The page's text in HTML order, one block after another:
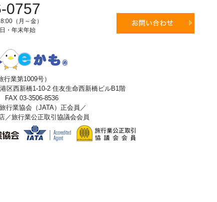
0757
（月～金）
・年末年始
行業第1009号）
区西新橋1-10-2 住友生命西新橋ビルB1階
FAX 03-3506-8536
行業協会（JATA）正会員／
／旅行業公正取引協議会会員